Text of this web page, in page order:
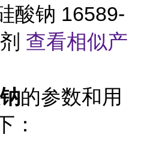
酸钠 16589-
查看相似产
的参数和用
：